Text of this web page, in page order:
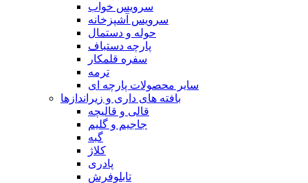
سرویس خواب
سرویس آشپزخانه
حوله و دستمال
پارچه دستباف
سفره قلمکار
ترمه
سایر محصولات پارچه ای
بافته های داری و زیراندازها
قالی و قالیچه
جاجیم و گلیم
گبه
کلاژ
پادری
تابلوفرش